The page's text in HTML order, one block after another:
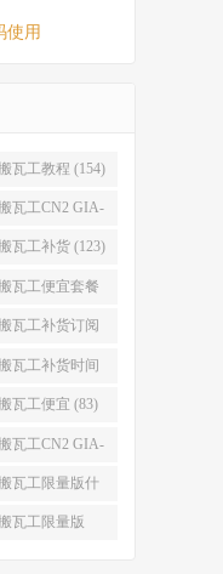
使用
瓦工教程 (154)
瓦工CN2 GIA-
(130)
瓦工补货 (123)
瓦工便宜套餐
瓦工补货订阅
瓦工补货时间
瓦工便宜 (83)
瓦工CN2 GIA-
便宜套餐 (76)
瓦工限量版什
时候补货 (67)
瓦工限量版